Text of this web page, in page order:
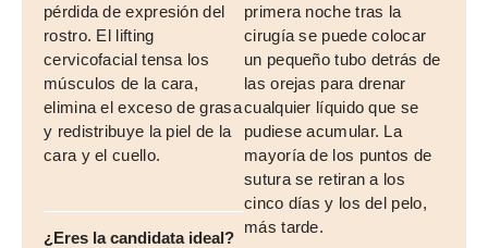
pérdida de expresión del
rostro. El lifting
cervicofacial tensa los
músculos de la cara,
elimina el exceso de grasa
y redistribuye la piel de la
cara y el cuello.
¿Eres la candidata ideal?
primera noche tras la
cirugía se puede colocar
un pequeño tubo detrás de
las orejas para drenar
cualquier líquido que se
pudiese acumular. La
mayoría de los puntos de
sutura se retiran a los
cinco días y los del pelo,
más tarde.